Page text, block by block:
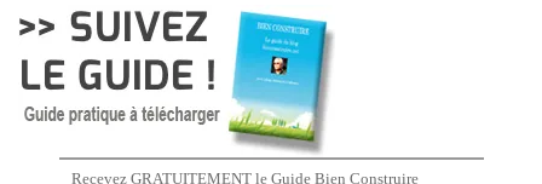
Recevez GRATUITEMENT le Guide Bien Construire